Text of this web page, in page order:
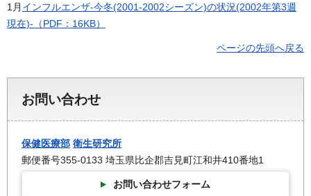
1月 インフルエンザ-今冬(2001-2002シーズン)の状況(2002年第3週
現在)-（PDF：16KB）
ページの先頭へ戻る
お問い合わせ
保健医療部 衛生研究所
郵便番号355-0133 埼玉県比企郡吉見町江和井410番地1
お問い合わせフォーム